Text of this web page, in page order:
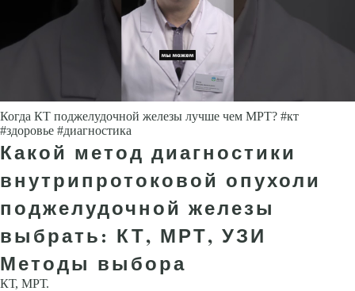
Когда КТ поджелудочной железы лучше чем МРТ? #кт
#здоровье #диагностика
Какой метод диагностики
внутрипротоковой опухоли
поджелудочной железы
выбрать: КТ, МРТ, УЗИ
Методы выбора
КТ, МРТ.